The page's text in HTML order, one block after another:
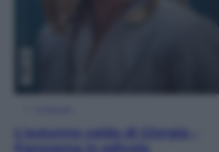
L’autunno caldo di Giorgia –